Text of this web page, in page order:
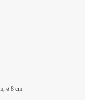
ø 8 cm